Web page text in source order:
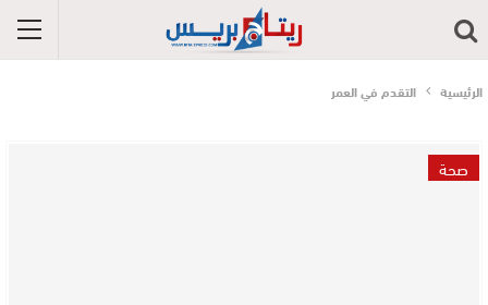
الرئيسية التقدم في العمر
صحة